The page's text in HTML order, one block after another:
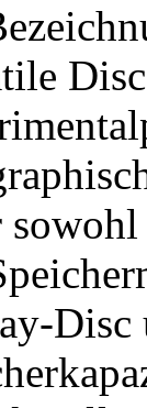
sowohl
Disc